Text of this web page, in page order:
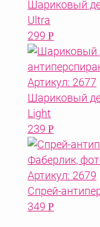
Шариковый
Ultra
299 Р
Артикул: 2677
Шариковый
Light
239 Р
Артикул: 2679
Спрей-
349 Р